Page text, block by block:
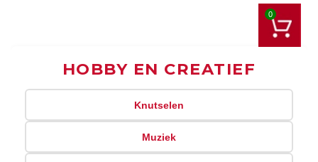
0
HOBBY EN CREATIEF
Knutselen
Muziek